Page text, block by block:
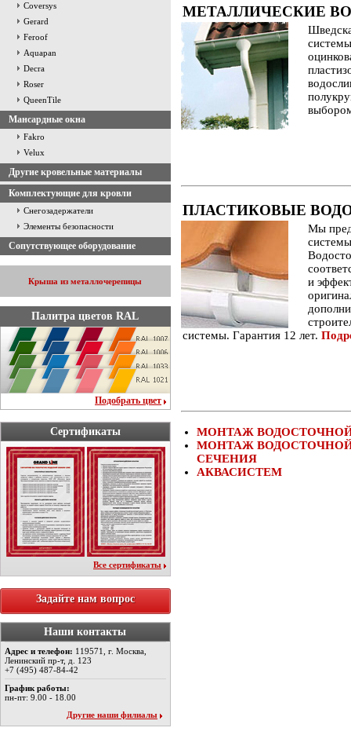
Coversys
Gerard
Feroof
Aquapan
Decra
Roser
QueenTile
Мансардные окна
Fakro
Velux
Другие кровельные материалы
Комплектующие для кровли
Снегозадержатели
Элементы безопасности
Сопутствующее оборудование
Крыша из металлочерепицы
Палитра цветов RAL
Подобрать цвет
Сертификаты
Все сертификаты
Задайте нам вопрос
Наши контакты
Адрес и телефон: 119571, г. Москва,
Ленинский пр-т, д. 123
+7 (495) 487-84-42
График работы:
пн-пт: 9.00 - 18.00
Другие наши филиалы
МЕТАЛЛИЧЕСКИЕ
ПЛАСТИКОВЫЕ
Мы
и
системы. Гарантия 12 лет.
МОНТАЖ
МОНТАЖ
СЕЧЕНИЯ
АКВАСИСТЕМ